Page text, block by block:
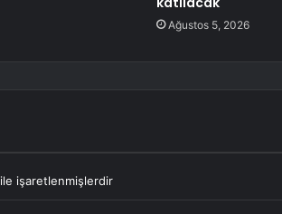
Ağustos 5, 2026
ile işaretlenmişlerdir